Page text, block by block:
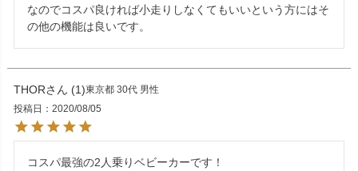
なのでコスパ良ければ小走りしなくてもいいという方にはそ
の他の機能は良いです。
THOR 1 東京都 30代 男性
投稿日
2020/08/05
コスパ最強の2人乗りベビーカーです！